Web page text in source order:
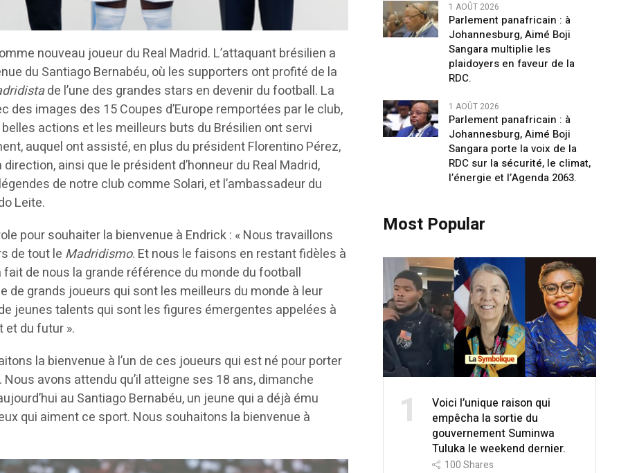
nouveau joueur du Real Madrid. L’attaquant brésilien a
du Santiago Bernabéu, où les supporters ont profité de la
de l’une des grandes stars en devenir du football. La
des images des 15 Coupes d’Europe remportées par le club,
actions et les meilleurs buts du Brésilien ont servi
auquel ont assisté, en plus du président Florentino Pérez,
ainsi que le président d’honneur du Real Madrid,
de notre club comme Solari, et l’ambassadeur du
Leite.
pour souhaiter la bienvenue à Endrick : « Nous travaillons
de tout le Madridismo. Et nous le faisons en restant fidèles à
de nous la grande référence du monde du football
de grands joueurs qui sont les meilleurs du monde à leur
jeunes talents qui sont les figures émergentes appelées à
et du futur ».
la bienvenue à l’un de ces joueurs qui est né pour porter
Nous avons attendu qu’il atteigne ses 18 ans, dimanche
au Santiago Bernabéu, un jeune qui a déjà ému
qui aiment ce sport. Nous souhaitons la bienvenue à
1 AOÛT 2026
Parlement panafricain : à
Johannesburg, Aimé Boji
Sangara multiplie les
plaidoyers en faveur de la
RDC.
1 AOÛT 2026
Parlement panafricain : à
Johannesburg, Aimé Boji
Sangara porte la voix de la
RDC sur la sécurité, le climat,
l’énergie et l’Agenda 2063.
Most Popular
1
Voici l’unique raison qui
empêcha la sortie du
gouvernement Suminwa
Tuluka le weekend dernier.
100Shares